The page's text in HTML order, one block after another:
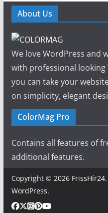
About Us
We love WordPress and
with professional
you can take your
on simplicity, elegant
ColorMag Pro
Contains all features of
additional features.
Copyright © 2026 FrissHír24
WordPress.